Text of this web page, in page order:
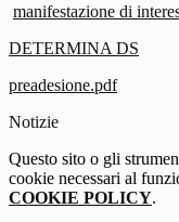
manifestazione di
DETERMINA DS
preadesione.pdf
Notizie
Questo sito o gli
cookie necessari al
COOKIE POLICY.